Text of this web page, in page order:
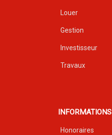
Louer
Gestion
Investisseur
Travaux
INFORMATIONS
Honoraires